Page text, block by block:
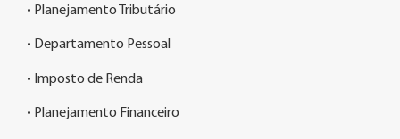
• Planejamento Tributário
• Departamento Pessoal
• Imposto de Renda
• Planejamento Financeiro